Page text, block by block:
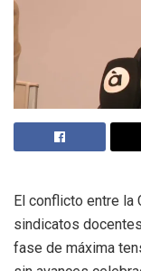
El conflicto entre la
sindicatos
fase de máxima